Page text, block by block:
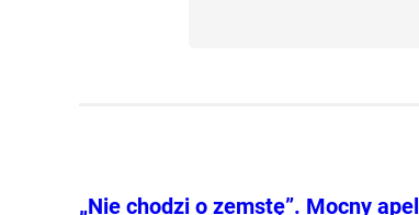
„Nie chodzi o zemstę”. Mocny apel